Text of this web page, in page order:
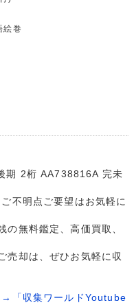
絵巻
期 2桁 AA738816A 完未
不明点ご要望はお気軽に
の無料鑑定、高価買取、
売却は、ぜひお気軽に収
→「収集ワールドYoutube